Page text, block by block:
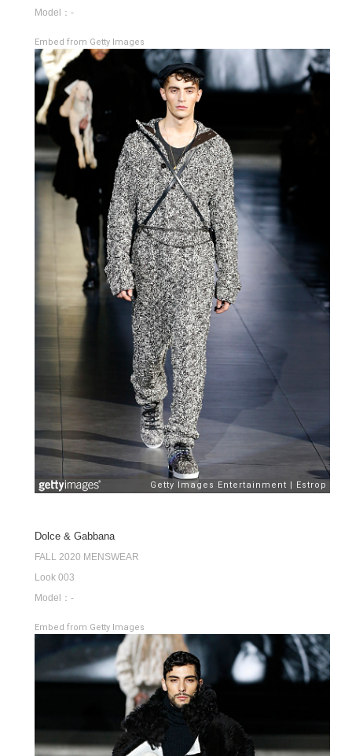
Model：-
Embed from Getty Images
Dolce & Gabbana
FALL 2020 MENSWEAR
Look 003
Model：-
Embed from Getty Images